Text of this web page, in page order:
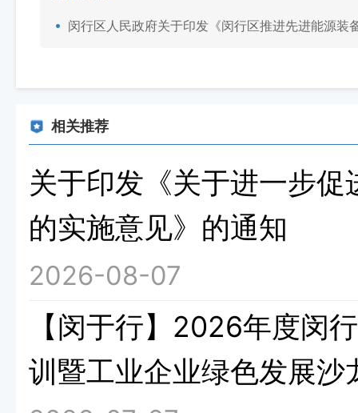
闵行区人民政府关于印发《闵行区推进先进能源装
相关推荐
关于印发《关于进一步
的实施意见》的通知
2026-08-07
【闵于行】2026年度闵
训暨工业企业绿色发展